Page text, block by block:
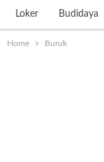
Loker Budidaya
Home Buruk